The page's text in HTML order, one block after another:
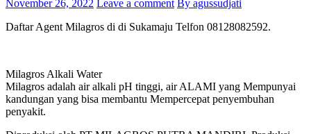
November 26, 2022 Leave a comment By agussudjati
Daftar Agent Milagros di di Sukamaju Telfon 08128082592.
Milagros Alkali Water
Milagros adalah air alkali pH tinggi, air ALAMI yang Mempunyai
kandungan yang bisa membantu Mempercepat penyembuhan
penyakit.